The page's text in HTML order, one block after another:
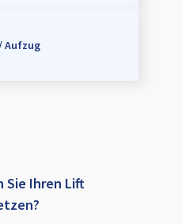
Aufzug
Sie Ihren Lift